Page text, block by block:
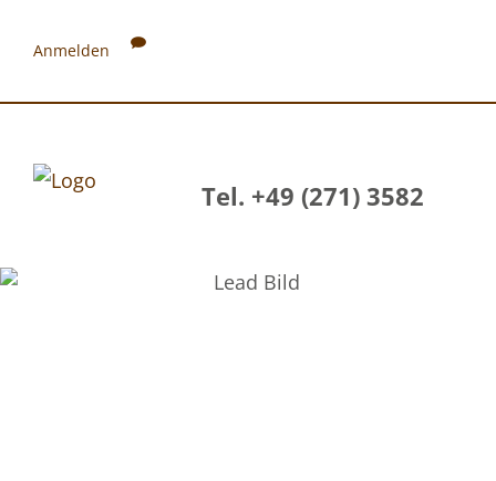
Anmelden
Tel. +49 (271) 3582